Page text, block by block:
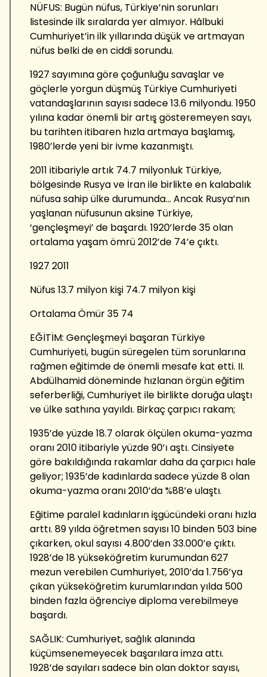
NÜFUS: Bugün nüfus, Türkiye’nin sorunları
listesinde ilk sıralarda yer almıyor. Hâlbuki
Cumhuriyet’in ilk yıllarında düşük ve artmayan
nüfus belki de en ciddi sorundu.
1927 sayımına göre çoğunluğu savaşlar ve
göçlerle yorgun düşmüş Türkiye Cumhuriyeti
vatandaşlarının sayısı sadece 13.6 milyondu. 1950
yılına kadar önemli bir artış gösteremeyen sayı,
bu tarihten itibaren hızla artmaya başlamış,
1980’lerde yeni bir ivme kazanmıştı.
2011 itibariyle artık 74.7 milyonluk Türkiye,
bölgesinde Rusya ve İran ile birlikte en kalabalık
nüfusa sahip ülke durumunda... Ancak Rusya’nın
yaşlanan nüfusunun aksine Türkiye,
‘gençleşmeyi’ de başardı. 1920’lerde 35 olan
ortalama yaşam ömrü 2012’de 74’e çıktı.
1927 2011
Nüfus 13.7 milyon kişi 74.7 milyon kişi
Ortalama Ömür 35 74
EĞİTİM: Gençleşmeyi başaran Türkiye
Cumhuriyeti, bugün süregelen tüm sorunlarına
rağmen eğitimde de önemli mesafe kat etti. II.
Abdülhamid döneminde hızlanan örgün eğitim
seferberliği, Cumhuriyet ile birlikte doruğa ulaştı
ve ülke sathına yayıldı. Birkaç çarpıcı rakam;
1935’de yüzde 18.7 olarak ölçülen okuma-yazma
oranı 2010 itibariyle yüzde 90’ı aştı. Cinsiyete
göre bakıldığında rakamlar daha da çarpıcı hale
geliyor; 1935’de kadınlarda sadece yüzde 8 olan
okuma-yazma oranı 2010’da %88’e ulaştı.
Eğitime paralel kadınların işgücündeki oranı hızla
arttı. 89 yılda öğretmen sayısı 10 binden 503 bine
çıkarken, okul sayısı 4.800’den 33.000’e çıktı.
1928’de 18 yükseköğretim kurumundan 627
mezun verebilen Cumhuriyet, 2010’da 1.756’ya
çıkan yükseköğretim kurumlarından yılda 500
binden fazla öğrenciye diploma verebilmeye
başardı.
SAĞLIK: Cumhuriyet, sağlık alanında
küçümsenemeyecek başarılara imza attı.
1928’de sayıları sadece bin olan doktor sayısı,